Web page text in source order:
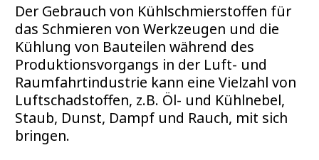
Der Gebrauch von Kühlschmierstoffen für
das Schmieren von Werkzeugen und die
Kühlung von Bauteilen während des
Produktionsvorgangs in der Luft- und
Raumfahrtindustrie kann eine Vielzahl von
Luftschadstoffen, z.B. Öl- und Kühlnebel,
Staub, Dunst, Dampf und Rauch, mit sich
bringen.